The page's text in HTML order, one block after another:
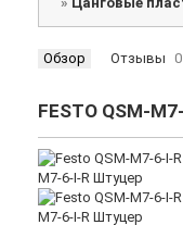
Обзор Отзывы 0
FESTO QSM-